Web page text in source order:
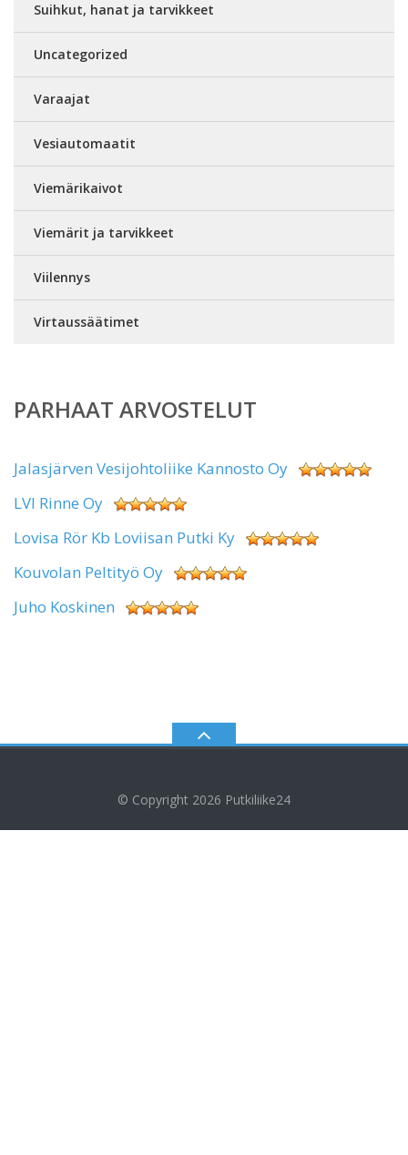
Suihkut, hanat ja tarvikkeet
Uncategorized
Varaajat
Vesiautomaatit
Viemärikaivot
Viemärit ja tarvikkeet
Viilennys
Virtaussäätimet
PARHAAT ARVOSTELUT
Jalasjärven Vesijohtoliike Kannosto Oy
LVI Rinne Oy
Lovisa Rör Kb Loviisan Putki Ky
Kouvolan Peltityö Oy
Juho Koskinen
© Copyright 2026 Putkiliike24